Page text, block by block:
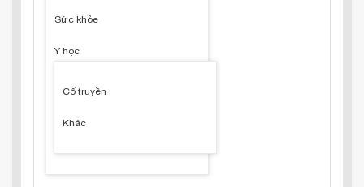
Sức khỏe
Y học
Cổ truyền
Khác